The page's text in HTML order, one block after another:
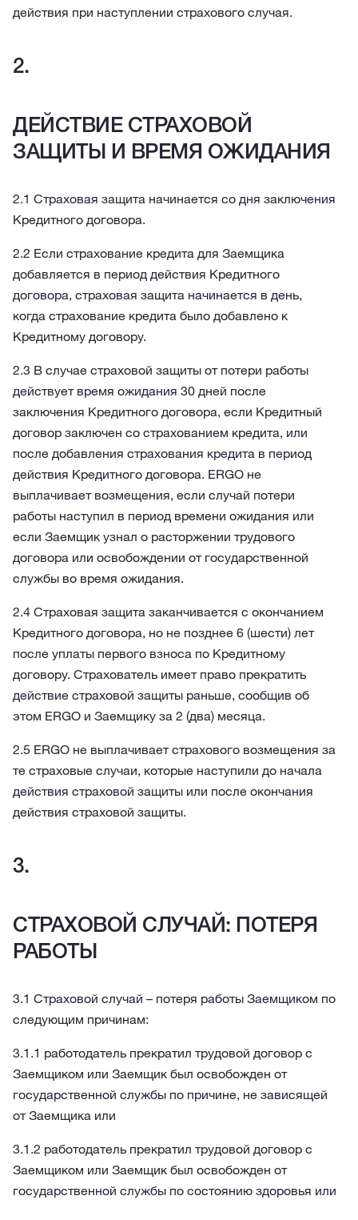
действия при наступлении страхового случая.
ДЕЙСТВИЕ СТРАХОВОЙ
ЗАЩИТЫ И ВРЕМЯ ОЖИДАНИЯ
2.1 Страховая защита начинается со дня заключения
Кредитного договора.
2.2 Если страхование кредита для Заемщика
добавляется в период действия Кредитного
договора, страховая защита начинается в день,
когда страхование кредита было добавлено к
Кредитному договору.
2.3 В случае страховой защиты от потери работы
действует время ожидания 30 дней после
заключения Кредитного договора, если Кредитный
договор заключен со страхованием кредита, или
после добавления страхования кредита в период
действия Кредитного договора. ERGO не
выплачивает возмещения, если случай потери
работы наступил в период времени ожидания или
если Заемщик узнал о расторжении трудового
договора или освобождении от государственной
службы во время ожидания.
2.4 Страховая защита заканчивается с окончанием
Кредитного договора, но не позднее 6 (шести) лет
после уплаты первого взноса по Кредитному
договору. Страхователь имеет право прекратить
действие страховой защиты раньше, сообщив об
этом ERGO и Заемщику за 2 (два) месяца.
2.5 ERGO не выплачивает страхового возмещения за
те страховые случаи, которые наступили до начала
действия страховой защиты или после окончания
действия страховой защиты.
СТРАХОВОЙ СЛУЧАЙ: ПОТЕРЯ
РАБОТЫ
3.1 Страховой случай – потеря работы Заемщиком по
следующим причинам:
3.1.1 работодатель прекратил трудовой договор с
Заемщиком или Заемщик был освобожден от
государственной службы по причине, не зависящей
от Заемщика или
3.1.2 работодатель прекратил трудовой договор с
Заемщиком или Заемщик был освобожден от
государственной службы по состоянию здоровья или